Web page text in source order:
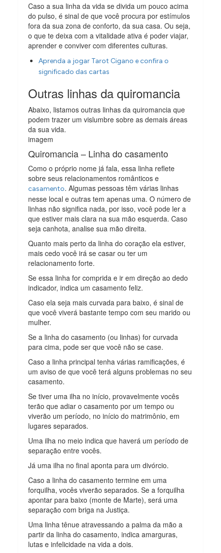
Caso a sua linha da vida se divida um pouco acima
do pulso, é sinal de que você procura por estímulos
fora da sua zona de conforto, da sua casa. Ou seja,
o que te deixa com a vitalidade ativa é poder viajar,
aprender e conviver com diferentes culturas.
Aprenda a jogar Tarot Cigano e confira o
significado das cartas
Outras linhas da quiromancia
Abaixo, listamos outras linhas da quiromancia que
podem trazer um vislumbre sobre as demais áreas
da sua vida.
imagem
Quiromancia – Linha do casamento
Como o próprio nome já fala, essa linha reflete
sobre seus relacionamentos românticos e
casamento. Algumas pessoas têm várias linhas
nesse local e outras tem apenas uma. O número de
linhas não significa nada, por isso, você pode ler a
que estiver mais clara na sua mão esquerda. Caso
seja canhota, analise sua mão direita.
Quanto mais perto da linha do coração ela estiver,
mais cedo você irá se casar ou ter um
relacionamento forte.
Se essa linha for comprida e ir em direção ao dedo
indicador, indica um casamento feliz.
Caso ela seja mais curvada para baixo, é sinal de
que você viverá bastante tempo com seu marido ou
mulher.
Se a linha do casamento (ou linhas) for curvada
para cima, pode ser que você não se case.
Caso a linha principal tenha várias ramificações, é
um aviso de que você terá alguns problemas no seu
casamento.
Se tiver uma ilha no início, provavelmente vocês
terão que adiar o casamento por um tempo ou
viverão um período, no início do matrimônio, em
lugares separados.
Uma ilha no meio indica que haverá um período de
separação entre vocês.
Já uma ilha no final aponta para um divórcio.
Caso a linha do casamento termine em uma
forquilha, vocês viverão separados. Se a forquilha
apontar para baixo (monte de Marte), será uma
separação com briga na Justiça.
Uma linha tênue atravessando a palma da mão a
partir da linha do casamento, indica amarguras,
lutas e infelicidade na vida a dois.